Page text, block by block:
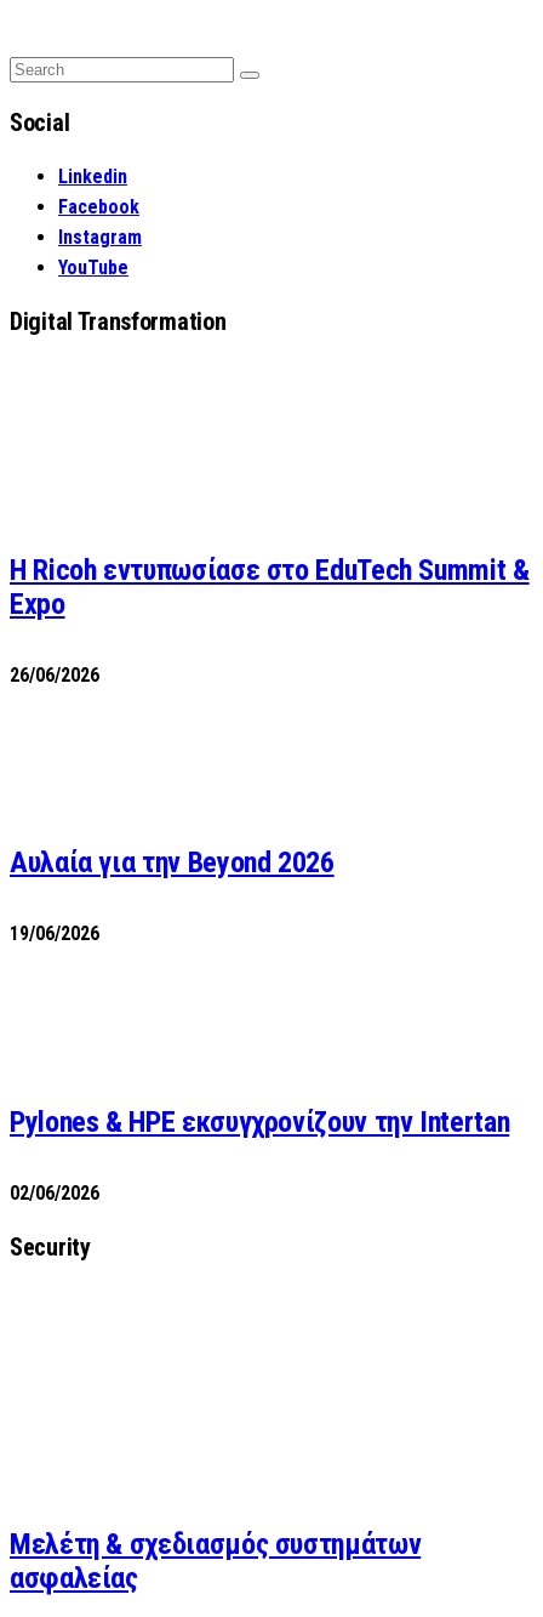
Search
Search
Social
Linkedin
Facebook
Instagram
YouTube
Digital Transformation
Η Ricoh εντυπωσίασε στο EduTech Summit &
Expo
26/06/2026
Αυλαία για την Beyond 2026
19/06/2026
Pylones & HPE εκσυγχρονίζουν την Intertan
02/06/2026
Security
Μελέτη & σχεδιασμός συστημάτων
ασφαλείας